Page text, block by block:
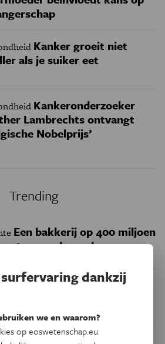
Kanker groeit niet
als je suiker eet
Kankeronderzoeker
Lambrechts ontvangt
Nobelprijs’
Trending
Een bakkerij op 400 miljoen
van de aarde
Natuur & Milieu
Waar zijn
& Brein Waarom we tinnitus
dankzij
we en waarom?
op eoswetenschap.eu.